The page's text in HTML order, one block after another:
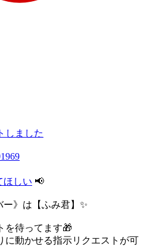
しました
ほしい 📢
》は【ふみ君】✨
を待ってます🎁
に動かせる指示リクエストが可